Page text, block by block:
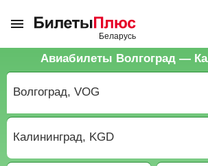
Авиабилеты Волгоград —